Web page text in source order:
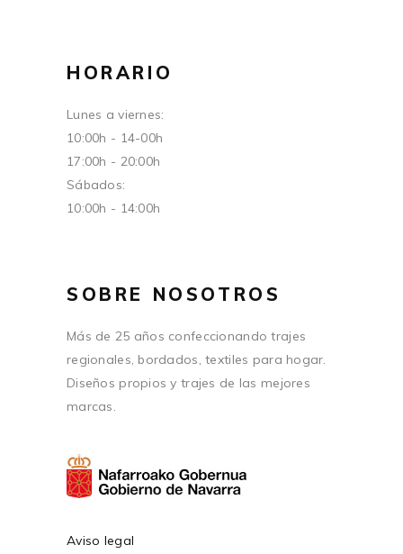
HORARIO
Lunes a viernes:
10:00h - 14-00h
17:00h - 20:00h
Sábados:
10:00h - 14:00h
SOBRE NOSOTROS
Más de 25 años confeccionando trajes
regionales, bordados, textiles para hogar.
Diseños propios y trajes de las mejores
marcas.
Aviso legal